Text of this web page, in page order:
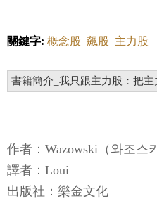
關鍵字: 概念股 飆股 主力股
書籍簡介_我只跟主力股：把
作者：Wazowski（와조스
譯者：Loui
出版社：樂金文化